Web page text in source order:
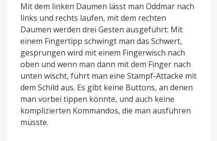
Mit dem linken Daumen lässt man Oddmar nach
links und rechts laufen, mit dem rechten
Daumen werden drei Gesten ausgeführt: Mit
einem Fingertipp schwingt man das Schwert,
gesprungen wird mit einem Fingerwisch nach
oben und wenn man dann mit dem Finger nach
unten wischt, führt man eine Stampf-Attacke mit
dem Schild aus. Es gibt keine Buttons, an denen
man vorbei tippen könnte, und auch keine
komplizierten Kommandos, die man ausführen
müsste.